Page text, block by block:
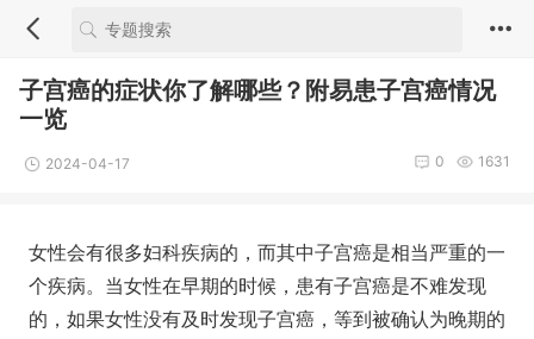
子宫癌的症状你了解哪些？附易患子宫癌情况
一览
2024-04-17 1631
0
女性会有很多妇科疾病的，而其中子宫癌是相当严重的一
个疾病。当女性在早期的时候，患有子宫癌是不难发现
的，如果女性没有及时发现子宫癌，等到被确认为晚期的